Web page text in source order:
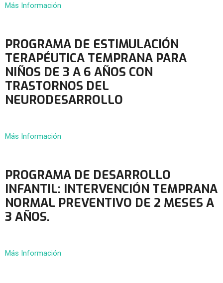
Más Información
PROGRAMA DE ESTIMULACIÓN
TERAPÉUTICA TEMPRANA PARA
NIÑOS DE 3 A 6 AÑOS CON
TRASTORNOS DEL
NEURODESARROLLO
Más Información
PROGRAMA DE DESARROLLO
INFANTIL: INTERVENCIÓN TEMPRANA
NORMAL PREVENTIVO DE 2 MESES A
3 AÑOS.
Más Información